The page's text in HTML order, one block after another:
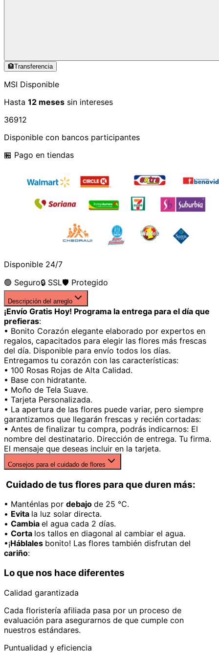
🏦Transferencia
MSI Disponible
Hasta 12 meses sin intereses
36912
Disponible con bancos participantes
🏪 Pago en tiendas
Disponible 24/7
🟢 Seguro🔒 SSL🛡️ Protegido
Descripción del arreglo
¡Envío Gratis Hoy! Programa la entrega para el día que
prefieras:
• Bonito Corazón elegante elaborado por expertos en
regalos, capacitados para elegir las flores más frescas
del día. Disponible para envío todos los días.
Entregamos tu corazón con las características:
• 100 Rosas Rojas de Alta Calidad.
• Base con hidratante.
• Moño de Tela Suave.
• Tarjeta Personalizada.
• La apertura de las flores puede variar, pero siempre
garantizamos que llegarán frescas y recién cortadas:
• Antes de finalizar tu compra, podrás indicarnos: El
nombre del destinatario. Dirección de entrega. Tu firma.
El mensaje que deseas incluir en la tarjeta.
Consejos para el cuidado de flores
Cuidado de tus flores para que duren más:
• Manténlas por debajo de 25 °C.
• Evita la luz solar directa.
• Cambia el agua cada 2 días.
• Corta los tallos en diagonal al cambiar el agua.
•¡Háblales bonito! Las flores también disfrutan del
cariño:
Lo que nos hace diferentes
Calidad garantizada
Cada floristería afiliada pasa por un proceso de
evaluación para asegurarnos de que cumple con
nuestros estándares.
Puntualidad y eficiencia